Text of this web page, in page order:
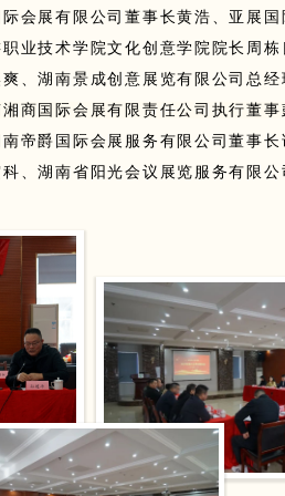
会展有限公司董事长黄浩、亚展国
业技术学院文化创意学院院长周
、湖南景成创意展览有限公司总经
湘商国际会展有限责任公司执行董事
帝爵国际会展服务有限公司董事
、湖南省阳光会议展览服务有限公